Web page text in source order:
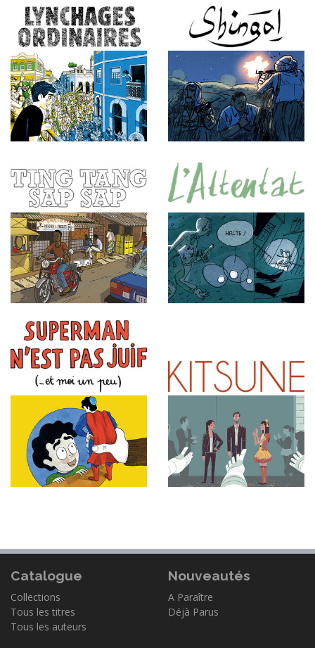
Catalogue
Collections
Tous les titres
Tous les auteurs
Nouveautés
A Paraître
Déjà Parus